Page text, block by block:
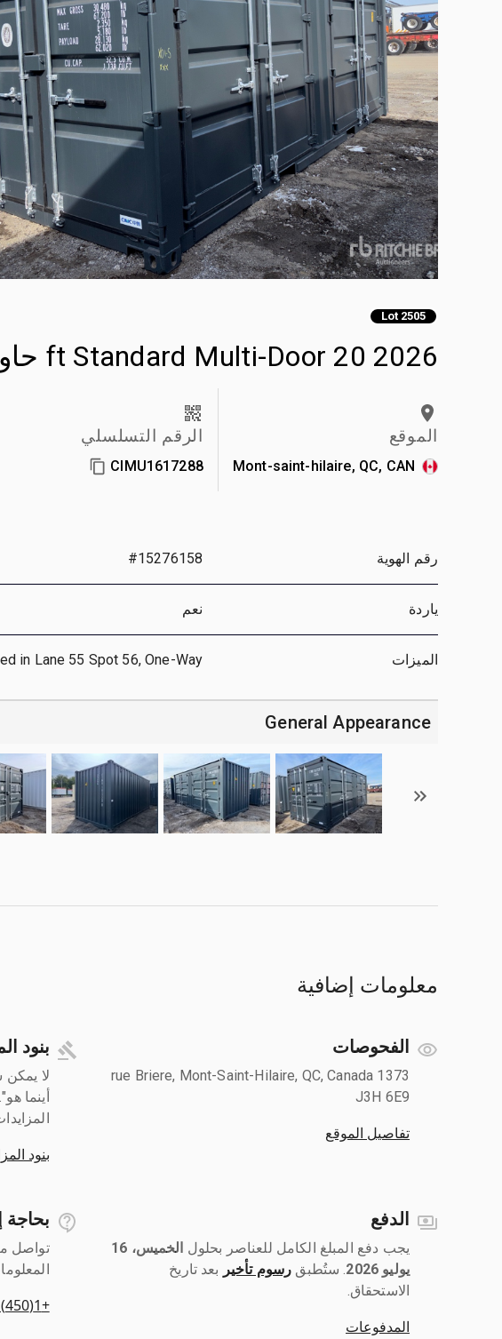
Lot 2505
2026 20 ft Standard Multi-Door حاويات تخزين
الموقع
Mont-saint-hilaire, QC, CAN
الرقم التسلسلي
CIMU1617288
رقم الهوية #15276158
ياردة نعم
الميزات in Lane 55 Spot 56, One-Way
General Appearance
معلومات إضافية
الفحوصات
1373 rue Briere, Mont-Saint-Hilaire, QC, Canada
J3H 6E9
تفاصيل الموقع
بنود
لا
أينما
بنود
الدفع
يجب دفع المبلغ الكامل للعناصر بحلول ‎
الخميس، 16
يوليو 2026
رسوم تأخير بعد تاريخ
الاستحقاق.
المدفوعات
بحاجة
تواصل
+1(450) 464-2888